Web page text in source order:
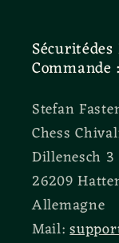
Commande :
Stefan
Chess
Dillenesch 3
26209
Allemagne
Mail: